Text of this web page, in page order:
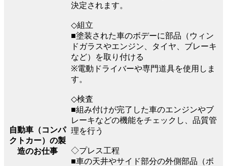
自動車（コンパ
クトカー）の製
造のお仕事
決定されます。
◇組立
■塗装された車のボデーに部品（ウィン
ドガラスやエンジン、タイヤ、ブレーキ
など）を取り付ける
※電動ドライバーや専門道具を使用しま
す。
◇検査
■組み付けが完了した車のエンジンやブ
レーキなどの機能をチェックし、品質管
理を行う
◇プレス工程
■車の天井やサイド部分の外側部品（ボ